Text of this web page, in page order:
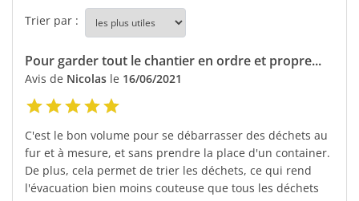
Trier par :
Pour garder tout le chantier en ordre et propre...
Avis de Nicolas le 16/06/2021
C'est le bon volume pour se débarrasser des déchets au
fur et à mesure, et sans prendre la place d'un container.
De plus, cela permet de trier les déchets, ce qui rend
l'évacuation bien moins couteuse que tous les déchets